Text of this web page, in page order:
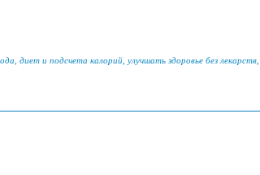
диет и подсчета калорий, улучшать здоровье без